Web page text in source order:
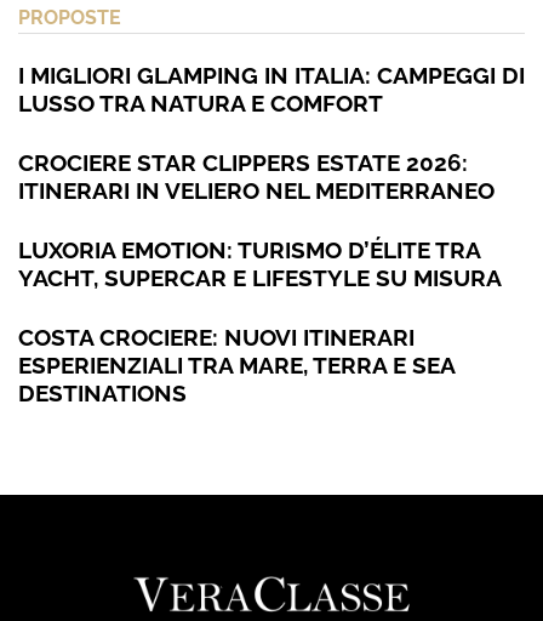
PROPOSTE
I MIGLIORI GLAMPING IN ITALIA: CAMPEGGI DI
LUSSO TRA NATURA E COMFORT
CROCIERE STAR CLIPPERS ESTATE 2026:
ITINERARI IN VELIERO NEL MEDITERRANEO
LUXORIA EMOTION: TURISMO D’ÉLITE TRA
YACHT, SUPERCAR E LIFESTYLE SU MISURA
COSTA CROCIERE: NUOVI ITINERARI
ESPERIENZIALI TRA MARE, TERRA E SEA
DESTINATIONS